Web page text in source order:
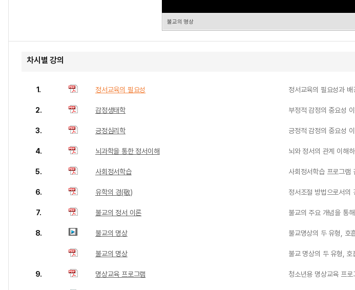
불교의 명상
차시별 강의
1. 정서교육의 필요성 정서교육의 필요성과 배
2. 감정생태학 부정적 감정의 중요성 이
3. 긍정심리학 긍정적 감정의 중요성 이
4. 뇌과학을 통한 정서이해 뇌와 정서의 관계 이해하
5. 사회정서학습 사회정서학습 프로그램
6. 유학의 경(敬) 정서조절 방법으로서의
7. 불교의 정서 이론 불교의 주요 개념을 통
8. 불교의 명상 불교명상의 두 유형, 호
불교의 명상 불교 명상의 두 유형, 호
9. 명상교육 프로그램 청소년용 명상교육 프로